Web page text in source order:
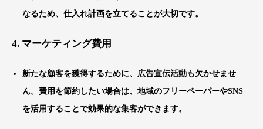
なるため、仕入れ計画を立てることが大切です。
4. マーケティング費用
新たな顧客を獲得するために、広告宣伝活動も欠かせませ
ん。費用を節約したい場合は、地域のフリーペーパーやSNS
を活用することで効果的な集客ができます。